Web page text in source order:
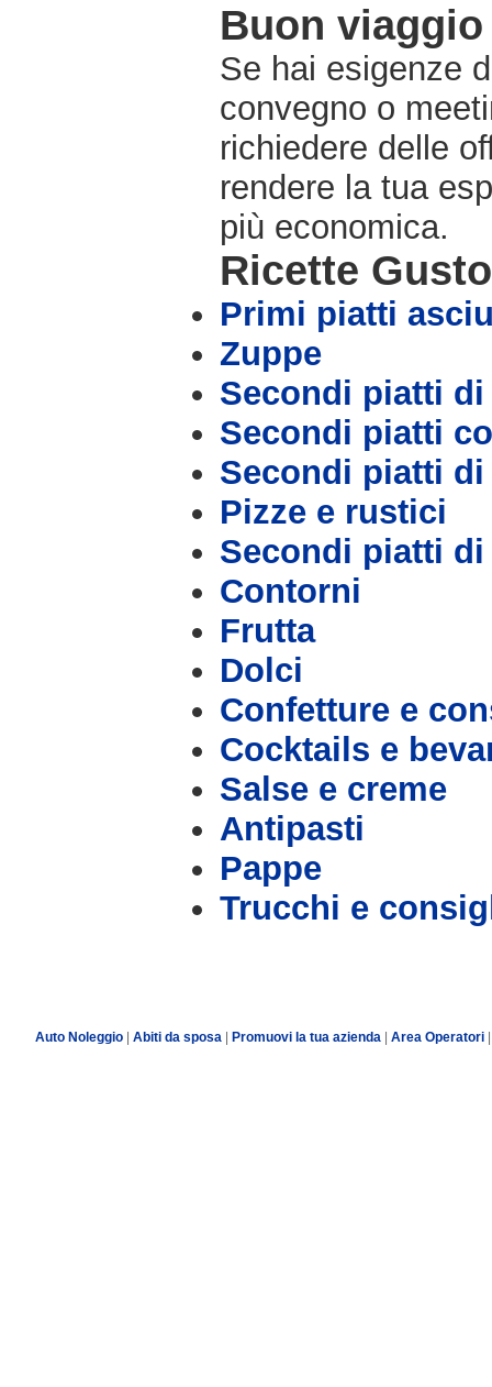
Buon viaggio
Se hai esigenze
convegno o
richiedere delle
rendere la tua
più economica.
Ricette
Primi piatti
Zuppe
Secondi piatti di
Secondi piatti
Secondi piatti
Pizze e rustici
Secondi piatti di
Contorni
Frutta
Dolci
Confetture e
Cocktails e
Salse e creme
Antipasti
Pappe
Trucchi e
Auto Noleggio| Abiti da sposa| Promuovi la tua azienda Area Operatori